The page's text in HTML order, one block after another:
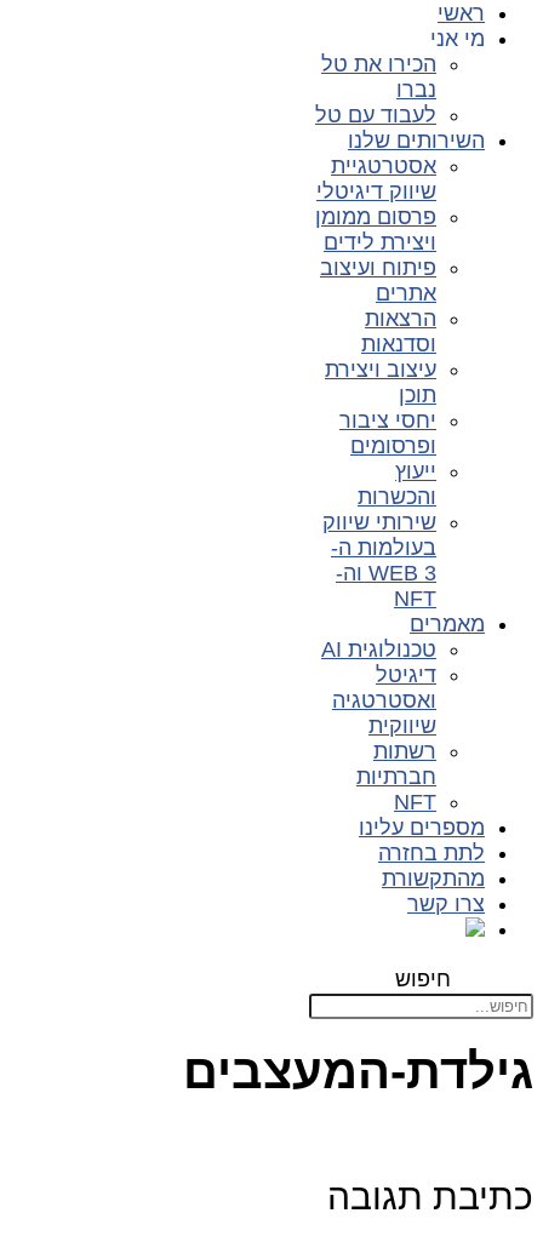
ראשי
מי אני
הכירו את טל
נברו
לעבוד עם טל
השירותים שלנו
אסטרטגיית
שיווק דיגיטלי
פרסום ממומן
ויצירת לידים
פיתוח ועיצוב
אתרים
הרצאות
וסדנאות
עיצוב ויצירת
תוכן
יחסי ציבור
ופרסומים
ייעוץ
והכשרות
שירותי שיווק
בעולמות ה-
WEB 3 וה-
NFT
מאמרים
טכנולוגית AI
דיגיטל
ואסטרטגיה
שיווקית
רשתות
חברתיות
NFT
מספרים עלינו
לתת בחזרה
מהתקשורת
צרו קשר
חיפוש
גילדת-המעצבים
כתיבת תגובה